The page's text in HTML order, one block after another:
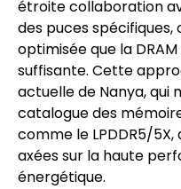
étroite collaboration
des puces
optimisée que la
suffisante. Cette
actuelle de Nanya, qui
catalogue des
comme le LPDDR5/5X,
axées sur la haute
énergétique.